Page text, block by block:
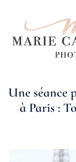
contenu
Une séance
à Paris :